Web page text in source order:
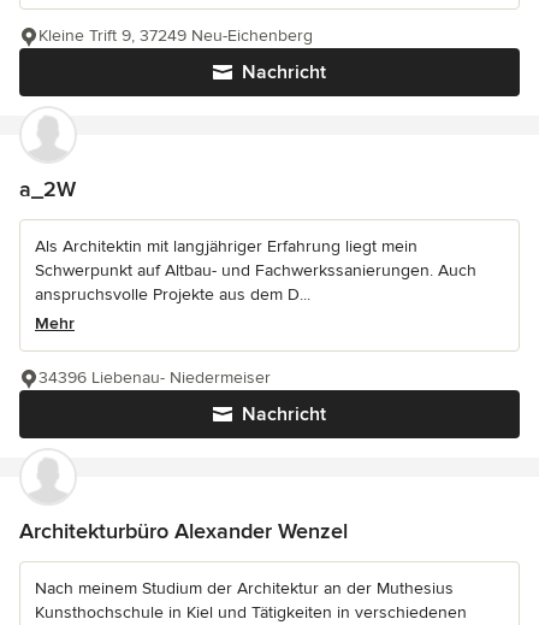
Nachricht
Kleine Trift 9, 37249 Neu-Eichenberg
a_2W
Als Architektin mit langjähriger Erfahrung liegt mein
Schwerpunkt auf Altbau- und Fachwerkssanierungen. Auch
anspruchsvolle Projekte aus dem D...
Mehr
Nachricht
34396 Liebenau- Niedermeiser
Architekturbüro Alexander Wenzel
Nach meinem Studium der Architektur an der Muthesius
Kunsthochschule in Kiel und Tätigkeiten in verschiedenen